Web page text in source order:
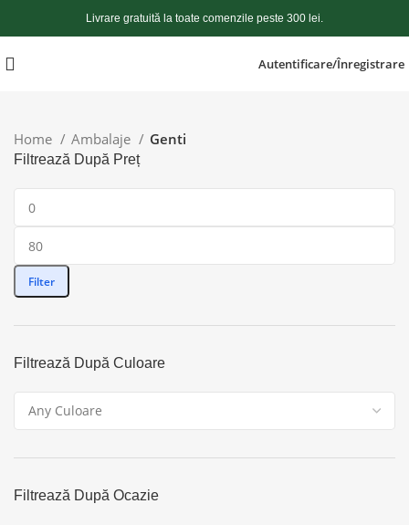
Livrare gratuită la toate comenzile peste 300 lei.
Autentificare/Înregistrare
Home Ambalaje Genti
Filtrează După Preț
Filter
Filtrează După Culoare
Filtrează După Ocazie